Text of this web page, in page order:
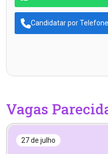
Candidatar por Telefone
Vagas
27 de julho